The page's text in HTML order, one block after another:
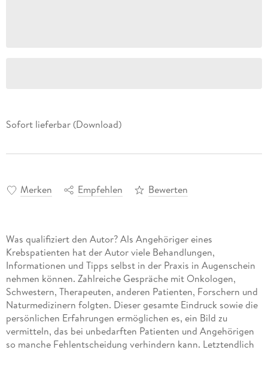
Sofort lieferbar (Download)
Merken Empfehlen Bewerten
Was qualifiziert den Autor? Als Angehöriger eines
Krebspatienten hat der Autor viele Behandlungen,
Informationen und Tipps selbst in der Praxis in Augenschein
nehmen können. Zahlreiche Gespräche mit Onkologen,
Schwestern, Therapeuten, anderen Patienten, Forschern und
Naturmedizinern folgten. Dieser gesamte Eindruck sowie die
persönlichen Erfahrungen ermöglichen es, ein Bild zu
vermitteln, das bei unbedarften Patienten und Angehörigen
so manche Fehlentscheidung verhindern kann. Letztendlich